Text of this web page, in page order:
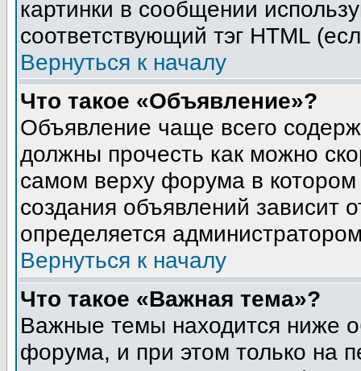
картинки в сообщении
соответствующий тэг HTML
Вернуться к началу
Что такое «Объявление»?
Объявление чаще всего
должны прочесть как можно
самом верху форума в
создания объявлений зависит
определяется
Вернуться к началу
Что такое «Важная тема»?
Важные темы находится ниже
форума, и при этом только на